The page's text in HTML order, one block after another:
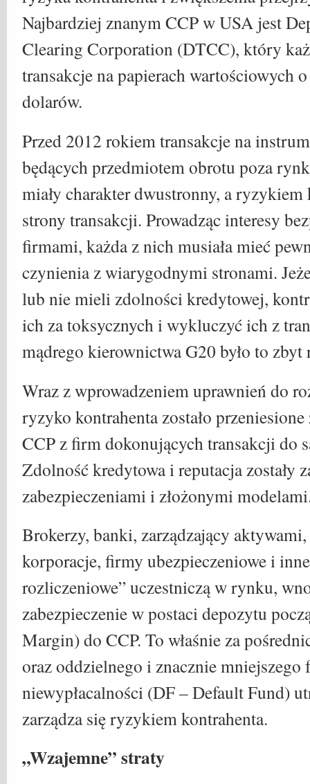
Najbardziej znanym CCP w USA jest
Clearing Corporation (DTCC), który
transakcje na papierach wartościowych
dolarów.
Przed 2012 rokiem transakcje na
będących przedmiotem obrotu poza
miały charakter dwustronny, a ryzykiem
strony transakcji. Prowadząc interesy
firmami, każda z nich musiała mieć
czynienia z wiarygodnymi stronami.
lub nie mieli zdolności kredytowej,
ich za toksycznych i wykluczyć ich z
mądrego kierownictwa G20 było to
Wraz z wprowadzeniem uprawnień do
ryzyko kontrahenta zostało
CCP z firm dokonujących transakcji do
Zdolność kredytowa i reputacja zostały
zabezpieczeniami i złożonymi
Brokerzy, banki, zarządzający
korporacje, firmy ubezpieczeniowe i
rozliczeniowe” uczestniczą w rynku,
zabezpieczenie w postaci depozytu
Margin) do CCP. To właśnie za
oraz oddzielnego i znacznie mniejszego
niewypłacalności (DF – Default Fund)
zarządza się ryzykiem kontrahenta.
„Wzajemne” straty